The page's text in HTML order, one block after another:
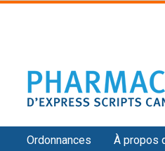
Secondary
Ordonnances À propos